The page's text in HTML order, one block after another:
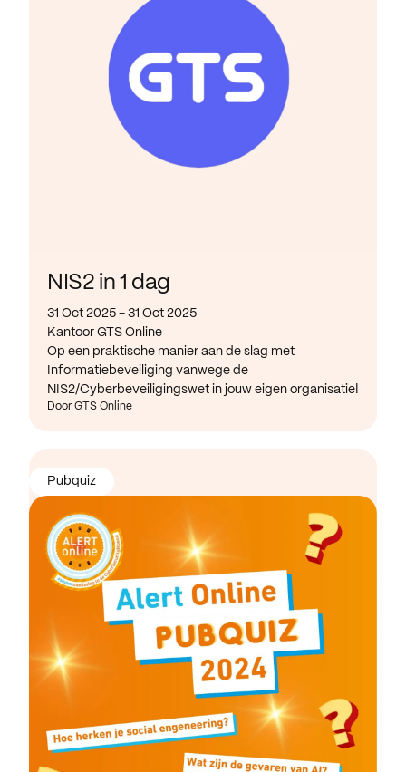
NIS2 in 1 dag
31 Oct 2025 - 31 Oct 2025
Kantoor GTS Online
Op een praktische manier aan de slag met
Informatiebeveiliging vanwege de
NIS2/Cyberbeveiligingswet in jouw eigen organisatie!
Door GTS Online
Pubquiz